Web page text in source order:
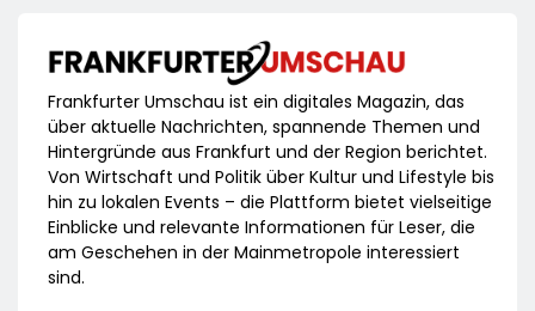
Frankfurter Umschau ist ein digitales Magazin, das
über aktuelle Nachrichten, spannende Themen und
Hintergründe aus Frankfurt und der Region berichtet.
Von Wirtschaft und Politik über Kultur und Lifestyle bis
hin zu lokalen Events – die Plattform bietet vielseitige
Einblicke und relevante Informationen für Leser, die
am Geschehen in der Mainmetropole interessiert
sind.